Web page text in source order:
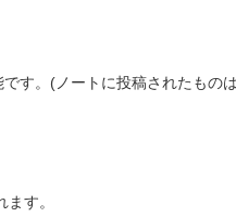
す。(ノートに投稿されたもの
す。